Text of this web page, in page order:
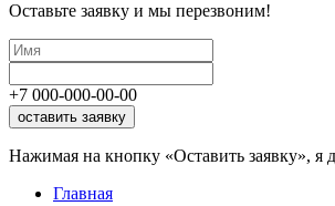
Оставьте заявку и мы перезвоним!
+7 000-000-00-00
оставить заявку
Нажимая на кнопку «Оставить заявку», я
Главная